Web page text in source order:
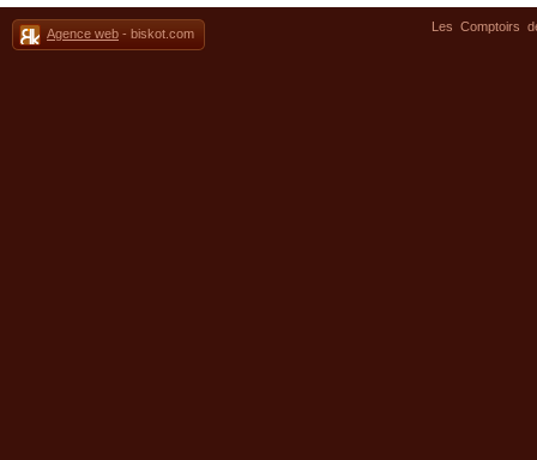
Agence web - biskot.com Les Comptoirs